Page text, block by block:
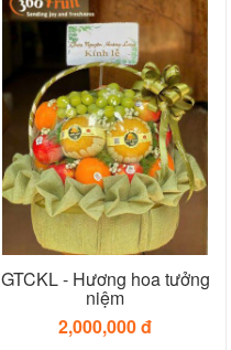
GTCKL - Hương hoa tưởng
niệm
2,000,000 đ